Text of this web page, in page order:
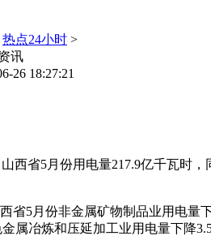
热点24小时 >
讯
26 18:27:21
西省5月份用电量217.9亿千瓦时
省5月份非金属矿物制品业用电
属冶炼和压延加工业用电量下降